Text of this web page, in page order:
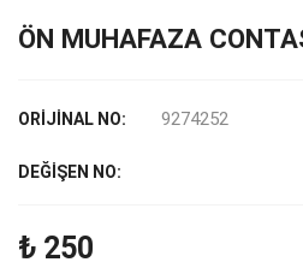
ÖN MUHAFAZA
ORİJİNAL NO: 9274252
DEĞİŞEN NO:
₺ 250